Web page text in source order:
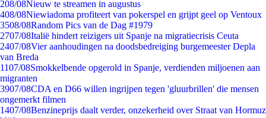
208/08Nieuw te streamen in augustus
408/08Niewiadoma profiteert van pokerspel en grijpt geel op Ventoux
3508/08Random Pics van de Dag #1979
2707/08Italië hindert reizigers uit Spanje na migratiecrisis Ceuta
2407/08Vier aanhoudingen na doodsbedreiging burgemeester Depla
van Breda
1107/08Smokkelbende opgerold in Spanje, verdienden miljoenen aan
migranten
3907/08CDA en D66 willen ingrijpen tegen 'gluurbrillen' die mensen
ongemerkt filmen
1407/08Benzineprijs daalt verder, onzekerheid over Straat van Hormuz